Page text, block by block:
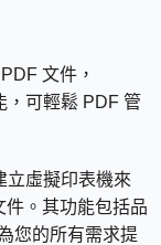
文件，
，可輕鬆 PDF 管
立虛擬印表機來
。其功能包括品
您的所有需求提